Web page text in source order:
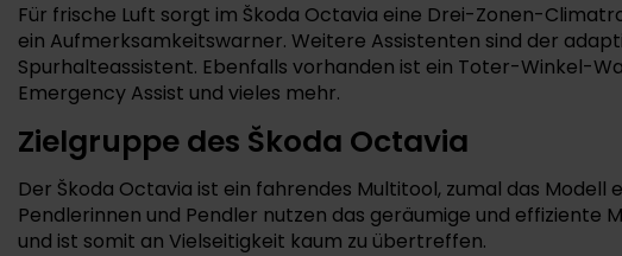
Für frische Luft sorgt im Škoda Octavia eine Drei-Zonen-
ein Aufmerksamkeitswarner. Weitere Assistenten sind der
Spurhalteassistent. Ebenfalls vorhanden ist ein Toter-Winkel-
Emergency Assist und vieles mehr.
Zielgruppe des Škoda Octavia
Der Škoda Octavia ist ein fahrendes Multitool, zumal das
Pendlerinnen und Pendler nutzen das geräumige und effiziente
und ist somit an Vielseitigkeit kaum zu übertreffen.